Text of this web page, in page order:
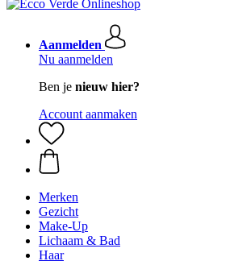
Aanmelden
Nu aanmelden
Ben je nieuw hier?
Account aanmaken
Merken
Gezicht
Make-Up
Lichaam & Bad
Haar